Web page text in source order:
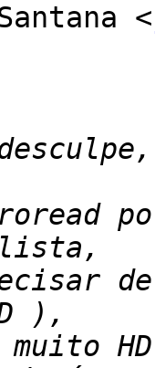
<
por
muito